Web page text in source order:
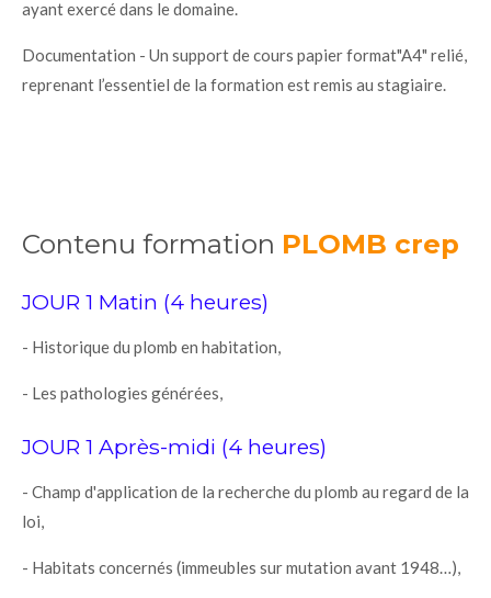
ayant exercé dans le domaine.
Documentation - Un support de cours papier format"A4" relié,
reprenant l’essentiel de la formation est remis au stagiaire.
Contenu formation PLOMB crep
JOUR 1 Matin (4 heures)
- Historique du plomb en habitation,
- Les pathologies générées,
JOUR 1 Après-midi (4 heures)
- Champ d'application de la recherche du plomb au regard de la
loi,
- Habitats concernés (immeubles sur mutation avant 1948…),